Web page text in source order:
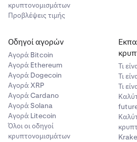
διαθήκης, διαχειριστής κληρονομίας
εκπρόσωπος.
κρυπτονομισμάτων
Προβλέψεις τιμής
Οδηγοί αγορών
Αγορά Bitcoin
Αγορά Ethereum
Αγορά Dogecoin
Αγορά XRP
Αγορά Cardano
Αγορά Solana
Αγορά Litecoin
Όλοι οι οδηγοί
κρυπτονομισμάτων
Τι
Τι
Τι